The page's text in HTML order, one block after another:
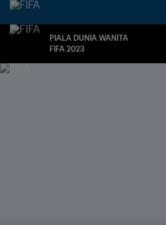
PIALA DUNIA WANITA
FIFA 2023